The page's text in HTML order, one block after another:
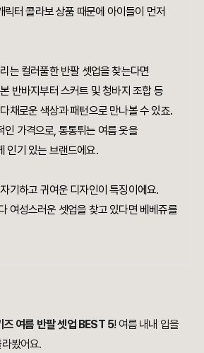
릭터 콜라보 상품 때문에 아이들이 먼저
는 컬러풀한 반팔 셋업을 찾는다면
반바지부터 스커트 및 청바지 조합 등
채로운 색상과 패턴으로 만나볼 수 있죠.
인 가격으로, 통통튀는 여름 옷을
인기 있는 브랜드에요.
기하고 귀여운 디자인이 특징이에요.
여성스러운 셋업을 찾고 있다면 베베쥬를
즈 여름 반팔 셋업 BEST 5! 여름 내내 입을
봤어요.